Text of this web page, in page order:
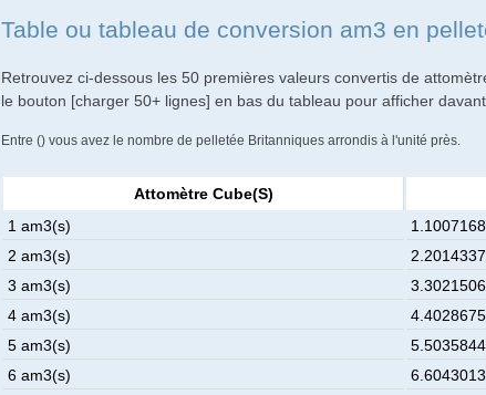
Table ou tableau de conversion am3 en
Retrouvez ci-dessous les 50 premières valeurs convertis de
le bouton [charger 50+ lignes] en bas du tableau pour afficher
Entre () vous avez le nombre de pelletée Britanniques arrondis à l'unité près.
Attomètre Cube(s)
1 am3(s)
2 am3(s)
3 am3(s)
4 am3(s)
5 am3(s)
6 am3(s)